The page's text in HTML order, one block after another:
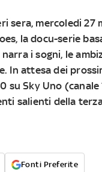
sera, mercoledi 27
, la docu-serie
narra i sogni, le
attesa dei
su Sky Uno
salienti della
Fonti Preferite